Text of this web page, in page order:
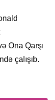
Ona Qarşı
çalışıb.